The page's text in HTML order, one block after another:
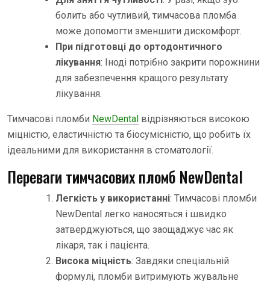
болить або чутливий, тимчасова пломба
може допомогти зменшити дискомфорт.
При підготовці до ортодонтичного
лікування: Іноді потрібно закрити порожнини
для забезпечення кращого результату
лікування.
Тимчасові пломби NewDental відрізняються високою
міцністю, еластичністю та біосумісністю, що робить їх
ідеальними для використання в стоматології.
Переваги тимчасових пломб NewDental
Легкість у використанні: Тимчасові пломби
NewDental легко наносяться і швидко
затверджуються, що заощаджує час як
лікаря, так і пацієнта.
Висока міцність: Завдяки спеціальній
формулі, пломби витримують жувальне